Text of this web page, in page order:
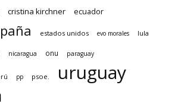
cristina kirchner ecuador
estados unidos evo morales lula
nicaragua onu paraguay
pp psoe. uruguay